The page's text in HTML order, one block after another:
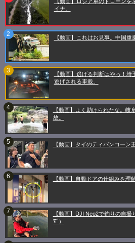
イナ。
【動画】これはお見事。中国重
【動画】逃げる判断はやっ！
逃げされる車載。
【動画】よく助けられたな。岐
故。
【動画】タイのティパンコーン
【動画】自動ドアの仕組みを理
【動画】DJI Neo2で釣りの自
∇`）